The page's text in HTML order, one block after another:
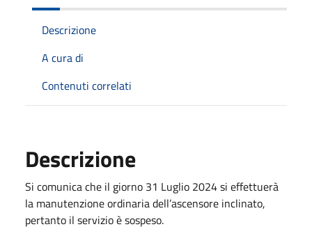
Descrizione
A cura di
Contenuti correlati
Descrizione
Si comunica che il giorno 31 Luglio 2024 si effettuerà
la manutenzione ordinaria dell’ascensore inclinato,
pertanto il servizio è sospeso.